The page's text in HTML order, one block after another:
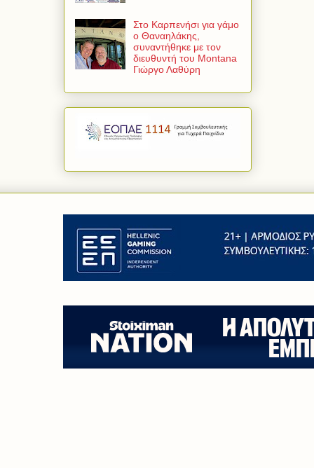
Στο Καρπενήσι για γάμο
ο Θαναηλάκης,
συναντήθηκε με τον
διευθυντή του Montana
Γιώργο Λαθύρη